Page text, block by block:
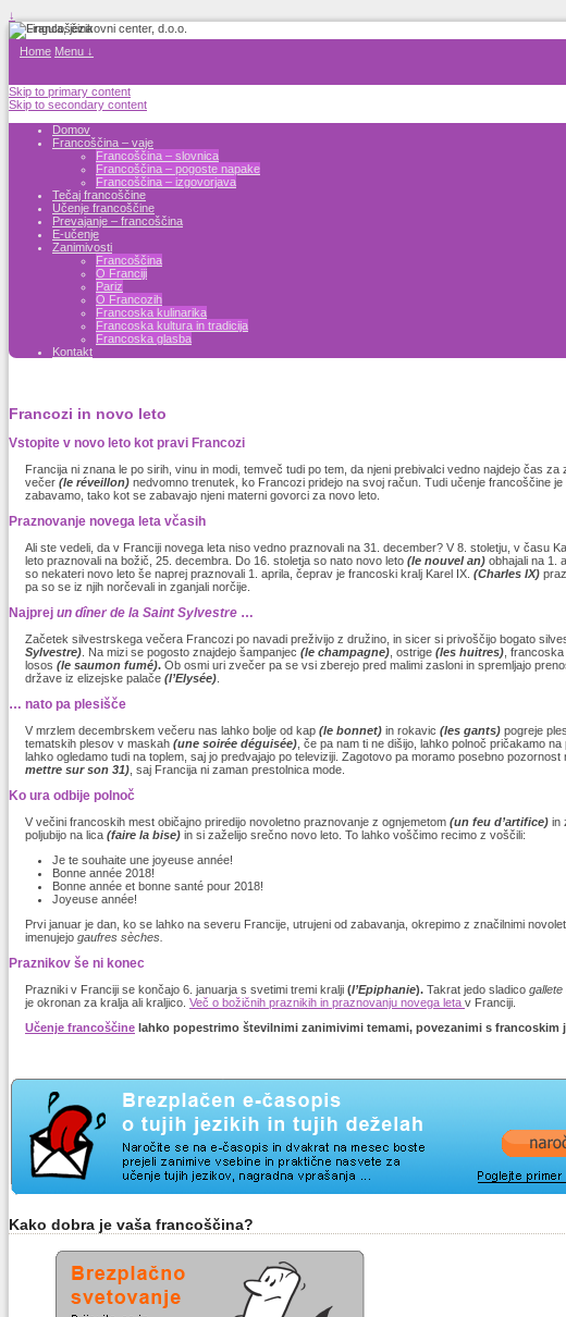
↓
Home Menu ↓
Skip to primary content
Skip to secondary content
Domov
Francoščina – vaje
Francoščina – slovnica
Francoščina – pogoste napake
Francoščina – izgovorjava
Tečaj francoščine
Učenje francoščine
Prevajanje – francoščina
E-učenje
Zanimivosti
Francoščina
O Franciji
Pariz
O Francozih
Francoska kulinarika
Francoska kultura in tradicija
Francoska glasba
Kontakt
Francozi in novo leto
Vstopite v novo leto kot pravi Francozi
Francija ni znana le po sirih, vinu in modi, temveč tudi po tem, da njeni prebivalci vedno najdejo čas za
večer (le réveillon) nedvomno trenutek, ko Francozi pridejo na svoj račun. Tudi učenje francoščine
zabavamo, tako kot se zabavajo njeni materni govorci za novo leto.
Praznovanje novega leta včasih
Ali ste vedeli, da v Franciji novega leta niso vedno praznovali na 31. december? V 8. stoletju, v času
leto praznovali na božič, 25. decembra. Do 16. stoletja so nato novo leto (le nouvel an) obhajali na 1.
so nekateri novo leto še naprej praznovali 1. aprila, čeprav je francoski kralj Karel IX. (Charles IX)
pa so se iz njih norčevali in zganjali norčije.
Najprej un dîner de la Saint Sylvestre …
Začetek silvestrskega večera Francozi po navadi preživijo z družino, in sicer si privoščijo bogato
Sylvestre) . Na mizi se pogosto znajdejo šampanjec (le champagne) , ostrige (les huitres) ,
losos (le saumon fumé). Ob osmi uri zvečer pa se vsi zberejo pred malimi zasloni in spremljajo
države iz elizejske palače (l’Elysée)
… nato pa plesišče
V mrzlem decembrskem večeru nas lahko bolje od kap (le bonnet) in rokavic (les gants) pogreje
tematskih plesov v maskah (une soirée déguisée) , če pa nam ti ne dišijo, lahko polnoč pričakamo
lahko ogledamo tudi na toplem, saj jo predvajajo po televiziji. Zagotovo pa moramo posebno
mettre sur son 31) , saj Francija ni zaman prestolnica mode.
Ko ura odbije polnoč
V večini francoskih mest običajno priredijo novoletno praznovanje z ognjemetom (un feu d’artifice) in
poljubijo na lica (faire la bise) in si zaželijo srečno novo leto. To lahko voščimo recimo z voščili:
Je te souhaite une joyeuse année!
Bonne année 2018!
Bonne année et bonne santé pour 2018!
Joyeuse année!
Prvi januar je dan, ko se lahko na severu Francije, utrujeni od zabavanja, okrepimo z značilnimi
imenujejo gaufres sèches.
Praznikov še ni konec
Prazniki v Franciji se končajo 6. januarja s svetimi tremi kralji (l’Epiphanie). Takrat jedo sladico gallete
je okronan za kralja ali kraljico. Več o božičnih praznikih in praznovanju novega leta v Franciji.
Učenje francoščine lahko popestrimo številnimi zanimivimi temami, povezanimi s francoskim
Kako dobra je vaša francoščina?